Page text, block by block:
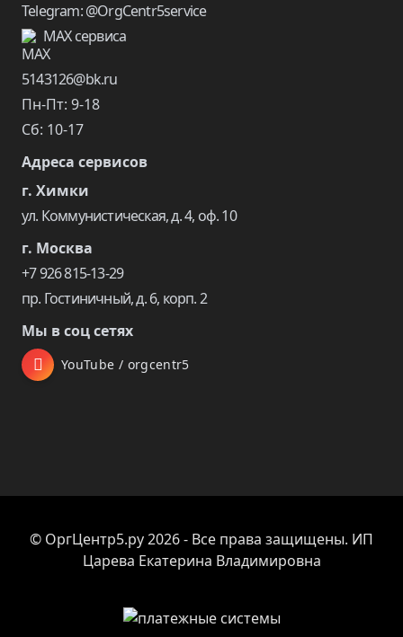
Telegram: @OrgCentr5service
MAX сервиса
5143126@bk.ru
Пн-Пт: 9-18
Сб: 10-17
Адреса сервисов
г. Химки
ул. Коммунистическая, д. 4, оф. 10
г. Москва
+7 926 815-13-29
пр. Гостиничный, д. 6, корп. 2
Мы в соц сетях
YouTube / orgcentr5
© ОргЦентр5.ру 2026 - Все права защищены. ИП
Царева Екатерина Владимировна